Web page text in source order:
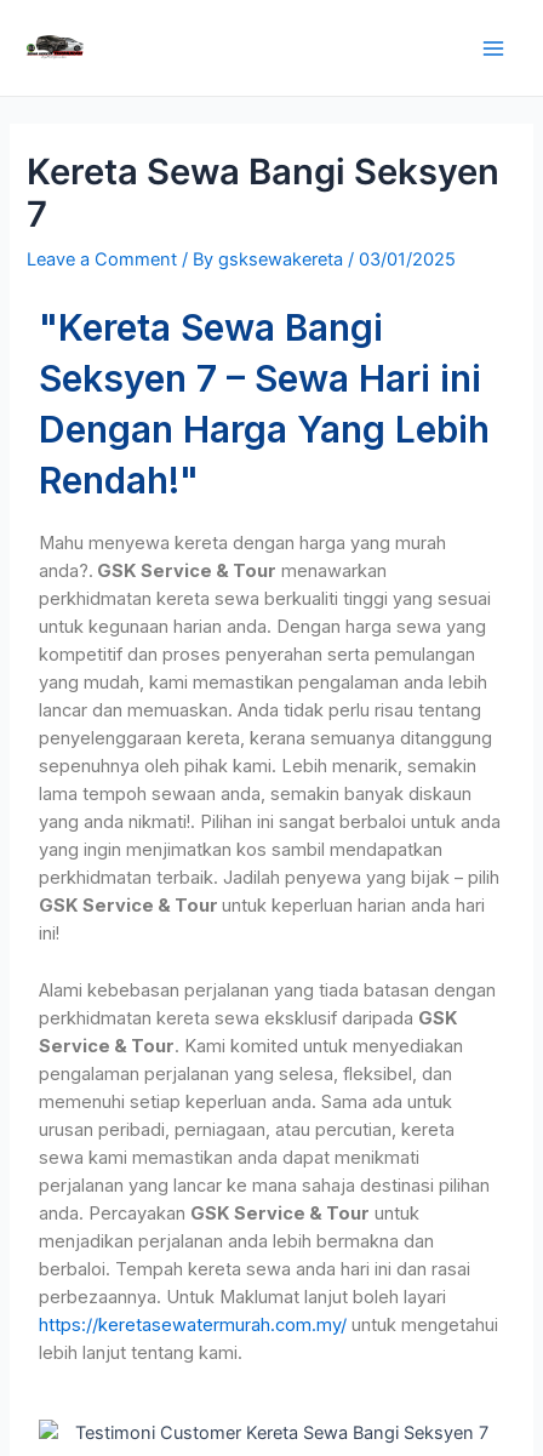
Kereta Sewa Bangi Seksyen
7
Leave a Comment / Bygsksewakereta /03/01/2025
"Kereta Sewa Bangi
Seksyen 7 – Sewa Hari ini
Dengan Harga Yang Lebih
Rendah!"
Mahu menyewa kereta dengan harga yang murah
anda?. GSK Service & Tour menawarkan
perkhidmatan kereta sewa berkualiti tinggi yang sesuai
untuk kegunaan harian anda. Dengan harga sewa yang
kompetitif dan proses penyerahan serta pemulangan
yang mudah, kami memastikan pengalaman anda lebih
lancar dan memuaskan. Anda tidak perlu risau tentang
penyelenggaraan kereta, kerana semuanya ditanggung
sepenuhnya oleh pihak kami. Lebih menarik, semakin
lama tempoh sewaan anda, semakin banyak diskaun
yang anda nikmati!. Pilihan ini sangat berbaloi untuk anda
yang ingin menjimatkan kos sambil mendapatkan
perkhidmatan terbaik. Jadilah penyewa yang bijak – pilih
GSK Service & Touruntuk keperluan harian anda hari
ini!
Alami kebebasan perjalanan yang tiada batasan dengan
perkhidmatan kereta sewa eksklusif daripada GSK
Service & Tour. Kami komited untuk menyediakan
pengalaman perjalanan yang selesa, fleksibel, dan
memenuhi setiap keperluan anda. Sama ada untuk
urusan peribadi, perniagaan, atau percutian, kereta
sewa kami memastikan anda dapat menikmati
perjalanan yang lancar ke mana sahaja destinasi pilihan
anda. Percayakan GSK Service & Tour untuk
menjadikan perjalanan anda lebih bermakna dan
berbaloi. Tempah kereta sewa anda hari ini dan rasai
perbezaannya. Untuk Maklumat lanjut boleh layari
https://keretasewatermurah.com.my/ untuk mengetahui
lebih lanjut tentang kami.